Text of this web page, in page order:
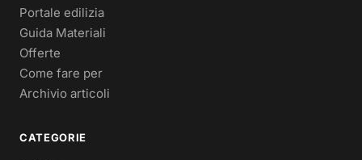
Portale edilizia
Guida Materiali
Offerte
Come fare per
Archivio articoli
CATEGORIE